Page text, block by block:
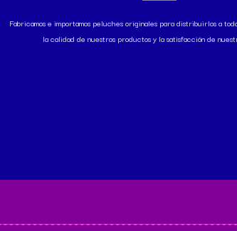
Fabricamos e importamos peluches originales para distribuirlos a
la calidad de nuestros productos y la satisfacción de